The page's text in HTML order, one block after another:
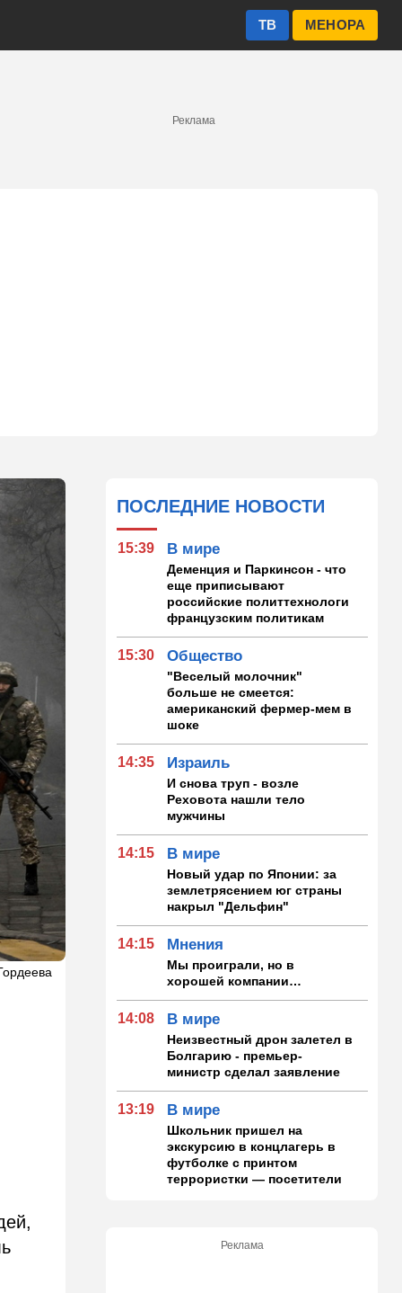
МЕНОРА
ТВ
Реклама
ПОСЛЕДНИЕ НОВОСТИ
15:39 В мире
Деменция и Паркинсон - что
еще приписывают
российские политтехнологи
французским политикам
15:30 Общество
"Веселый молочник"
больше не смеется:
американский фермер-мем в
шоке
14:35 Израиль
И снова труп - возле
Реховота нашли тело
мужчины
14:15 В мире
Новый удар по Японии: за
землетрясением юг страны
накрыл "Дельфин"
14:15 Мнения
Мы проиграли, но в
хорошей компании…
14:08 В мире
Неизвестный дрон залетел в
Болгарию - премьер-
министр сделал заявление
13:19 В мире
Школьник пришел на
экскурсию в концлагерь в
футболке с принтом
террористки — посетители
ООН обеспокоена:
Реклама